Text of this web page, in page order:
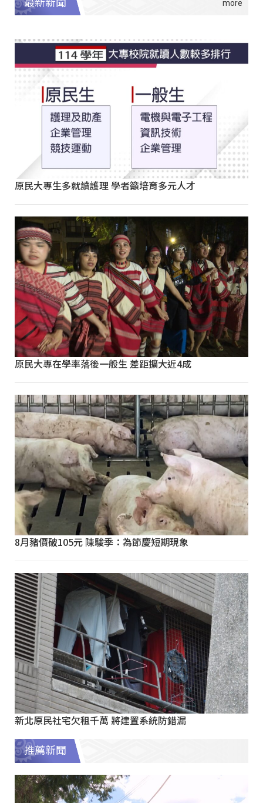
最新新聞
原民大專生多就讀護理 學者籲培育多元人才
原民大專在學率落後一般生 差距擴大近4成
8月豬價破105元 陳駿季：為節慶短期現象
新北原民社宅欠租千萬 將建置系統防錯漏
推薦新聞